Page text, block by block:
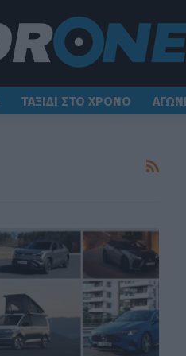
ΤΑΞΙΔΙ ΣΤΟ ΧΡΟΝΟ